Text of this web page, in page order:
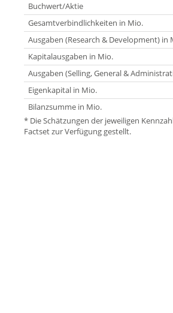
Buchwert/Aktie
Gesamtverbindlichkeiten in Mio.
Ausgaben (Research & Development) in
Kapitalausgaben in Mio.
Ausgaben (Selling, General &
Eigenkapital in Mio.
Bilanzsumme in Mio.
* Die Schätzungen der jeweiligen
Factset zur Verfügung gestellt.